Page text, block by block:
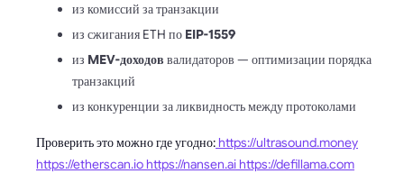
из комиссий за транзакции
из сжигания ETH по EIP-1559
из MEV-доходов валидаторов — оптимизации порядка
транзакций
из конкуренции за ликвидность между протоколами
Проверить это можно где угодно:https://ultrasound.money
https://etherscan.iohttps://nansen.aihttps://defillama.com